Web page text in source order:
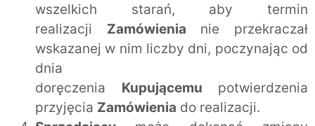
wszelkich starań, aby termin
realizacji Zamówienia nie przekraczał
wskazanej w nim liczby dni, poczynając od
dnia
doręczenia Kupującemu potwierdzenia
przyjęcia Zamówienia do realizacji.